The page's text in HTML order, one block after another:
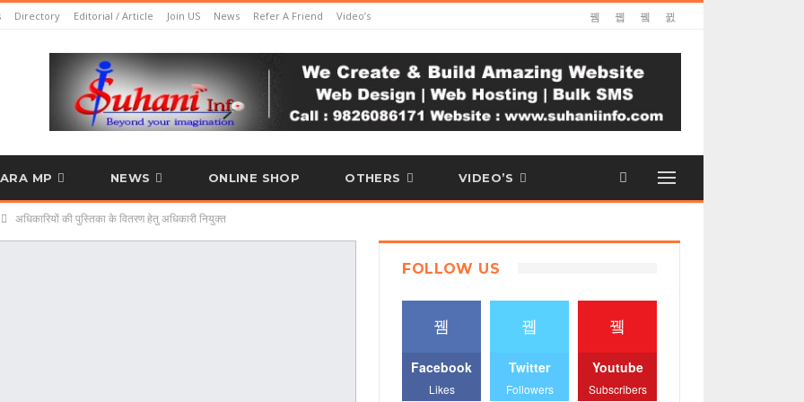
Directory Editorial / Article Join US News Refer A Friend Video’s
MP NEWS ONLINE SHOP OTHERS VIDEO’S
अधिकारियों की पुस्तिका के वितरण हेतु अधिकारी नियुक्त
FOLLOW US
Facebook
Likes
Twitter
Followers
Youtube
Subscribers